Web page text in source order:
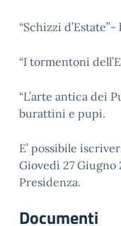
“Schizzi
“I tormentoni
“L’arte antica dei
burattini e pupi.
E’ possibile
Giovedì 27
Presidenza.
Documenti